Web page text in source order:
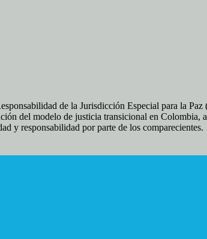
de la Jurisdicción Especial para la
del modelo de justicia transicional en
y responsabilidad por parte de los comparecientes.